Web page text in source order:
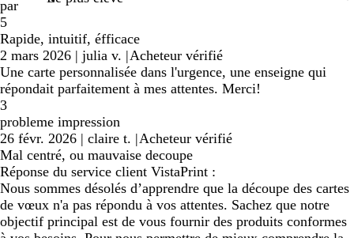
par
5
Rapide, intuitif, éfficace
2 mars 2026 | julia v. |Acheteur vérifié
Une carte personnalisée dans l'urgence, une enseigne qui
répondait parfaitement à mes attentes. Merci!
3
probleme impression
26 févr. 2026 | claire t. |Acheteur vérifié
Mal centré, ou mauvaise decoupe
Réponse du service client VistaPrint :
Nous sommes désolés d’apprendre que la découpe des cartes
de vœux n'a pas répondu à vos attentes. Sachez que notre
objectif principal est de vous fournir des produits conformes